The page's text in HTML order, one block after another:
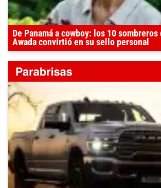
De Panamá a cowboy: los 10
Awada convirtió en su sello personal